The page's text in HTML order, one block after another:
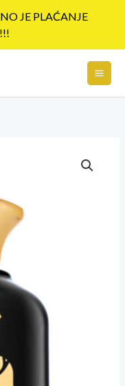
JE PLAĆANJE